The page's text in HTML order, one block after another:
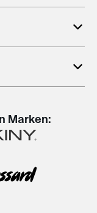
Marken: